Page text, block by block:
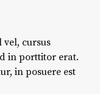
vel, cursus
in porttitor erat.
in posuere est